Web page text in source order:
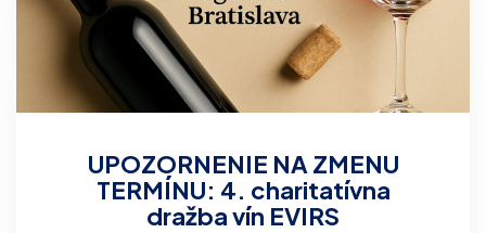
UPOZORNENIE NA ZMENU
TERMÍNU: 4. charitatívna
dražba vín EVIRS